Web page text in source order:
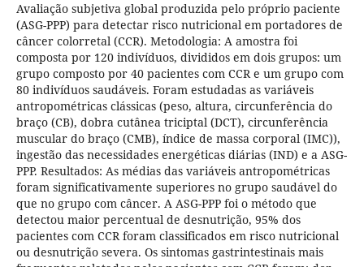
Avaliação subjetiva global produzida pelo próprio paciente
(ASG-PPP) para detectar risco nutricional em portadores de
câncer colorretal (CCR). Metodologia: A amostra foi
composta por 120 indivíduos, divididos em dois grupos: um
grupo composto por 40 pacientes com CCR e um grupo com
80 indivíduos saudáveis. Foram estudadas as variáveis
antropométricas clássicas (peso, altura, circunferência do
braço (CB), dobra cutânea triciptal (DCT), circunferência
muscular do braço (CMB), índice de massa corporal (IMC)),
ingestão das necessidades energéticas diárias (IND) e a ASG-
PPP. Resultados: As médias das variáveis antropométricas
foram significativamente superiores no grupo saudável do
que no grupo com câncer. A ASG-PPP foi o método que
detectou maior percentual de desnutrição, 95% dos
pacientes com CCR foram classificados em risco nutricional
ou desnutrição severa. Os sintomas gastrintestinais mais